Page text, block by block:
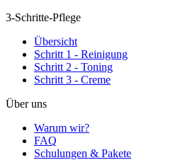
3-Schritte-Pflege
Übersicht
Schritt 1 - Reinigung
Schritt 2 - Toning
Schritt 3 - Creme
Über uns
Warum wir?
FAQ
Schulungen & Pakete